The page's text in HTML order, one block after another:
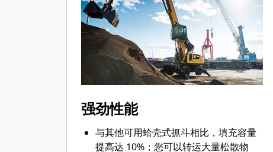
强劲性能
与其他可用蛤壳式抓斗相比，填充容量
提高达 10%；您可以转运大量松散物